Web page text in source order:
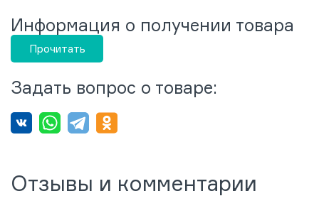
Информация о получении товара
Прочитать
Задать вопрос о товаре:
Отзывы и комментарии